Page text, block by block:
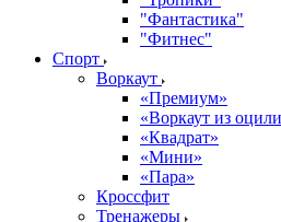
"Фантастика"
"Фитнес"
Спорт
Воркаут
«Премиум»
«Воркаут из
«Квадрат»
«Мини»
«Пара»
Кроссфит
Тренажеры